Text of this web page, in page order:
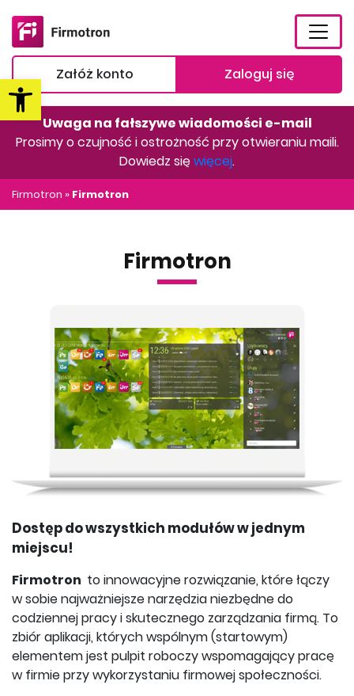
Otwórz pasek narzędzi
Załóż konto Zaloguj się
Uwaga na fałszywe wiadomości e-mail
Prosimy o czujność i ostrożność przy otwieraniu maili.
Dowiedz sięwięcej.
Firmotron » Firmotron
Firmotron
Dostęp do wszystkich modułów w jednym
miejscu!
Firmotron to innowacyjne rozwiązanie, które łączy
w sobie najważniejsze narzędzia niezbędne do
codziennej pracy i skutecznego zarządzania firmą. To
zbiór aplikacji, których wspólnym (startowym)
elementem jest pulpit roboczy wspomagający pracę
w firmie przy wykorzystaniu firmowej społeczności.